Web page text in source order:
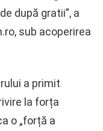
după gratii”, a
sub acoperirea
a primit
la forța
o „forță a